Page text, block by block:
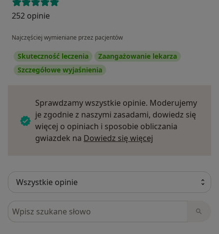
252 opinie
Najczęściej wymieniane przez pacjentów
Skuteczność leczenia
Zaangażowanie lekarza
Szczegółowe wyjaśnienia
Sprawdzamy wszystkie opinie. Moderujemy
je zgodnie z naszymi zasadami, dowiedz się
więcej o opiniach i sposobie obliczania
gwiazdek na Dowiedz się więcej
Szukaj w opiniach